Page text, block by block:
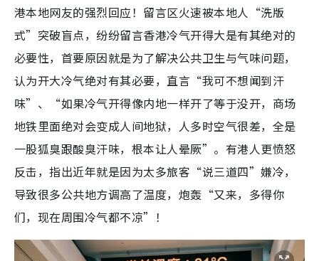
港本地网友的强烈回应！留言区火速被本地人“洗版
式”突破盲点，纷纷留言香港冷气开得大是有其绝对的
必要性，首要原因就是为了解决公共卫生与气味问题，
认为开大冷气绝对有其必要，直言“我可不想闻到汗
味”、“如果冷气开得像内地一样开了等于没开，商场
地铁里面绝对会变成人间地狱，人多时空气很差，全是
一股狐臭跟酸臭汗味，根本让人晕厥”。有港人更愤怒
反击，指出近年就是因为太多旅客“说三道四”嫌冷，
导致很多公共地方调高了温度，炮轰“又来，多得你
们，现在周围冷气都不凉”！